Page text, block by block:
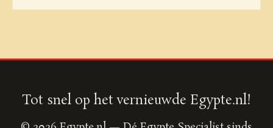
Tot snel op het vernieuwde Egypte.nl!